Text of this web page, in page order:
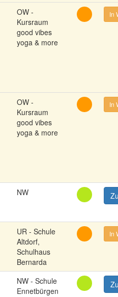
OW -
Kursraum
good vibes
yoga & more
In
OW -
Kursraum
good vibes
yoga & more
In
NW
UR - Schule
Altdorf,
Schulhaus
Bernarda
In
NW - Schule
Ennetbürgen